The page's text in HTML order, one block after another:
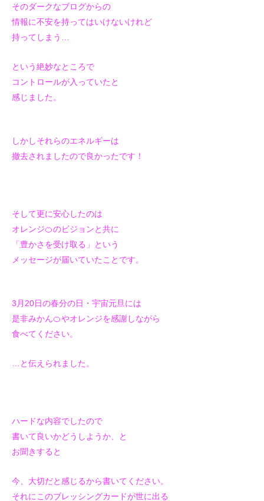
そのダークなブログからの
情報に不安を持ってはいけないけれど
持ってしまう…
という絶妙なところで
コントロールが入っていたと
感じました。
しかしそれらのエネルギーは
撤去されましたので良かったです！
そして更に安心したのは
オレンジ🍊のビジョンと共に
「豊かさを受け取る」という
メッセージが届いていたことです。
3月20日の春分の日・宇宙元旦には
是非みかん🍊やオレンジを感謝しながら
食べてください。
…と伝えられました。
ハードな内容でしたので
書いて良いかどうしようか、と
お聞きすると
今、大切だと感じるから書いてください。
それにこのブレッシングカードが世に出る